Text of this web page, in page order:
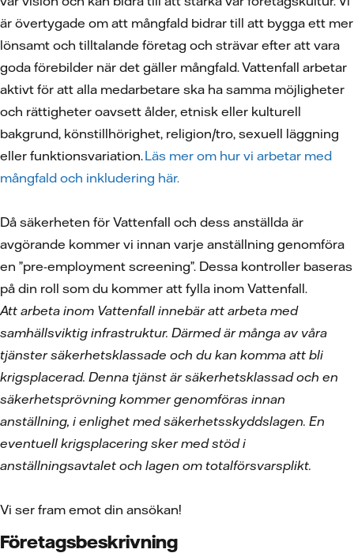
är övertygade om att mångfald bidrar till att bygga ett mer
lönsamt och tilltalande företag och strävar efter att vara
goda förebilder när det gäller mångfald. Vattenfall arbetar
aktivt för att alla medarbetare ska ha samma möjligheter
och rättigheter oavsett ålder, etnisk eller kulturell
bakgrund, könstillhörighet, religion/tro, sexuell läggning
eller funktionsvariation.Läs mer om hur vi arbetar med
mångfald och inkludering här.
Då säkerheten för Vattenfall och dess anställda är
avgörande kommer vi innan varje anställning genomföra
en ”pre-employment screening”. Dessa kontroller baseras
på din roll som du kommer att fylla inom Vattenfall.
Att arbeta inom Vattenfall innebär att arbeta med
samhällsviktig infrastruktur. Därmed är många av våra
tjänster säkerhetsklassade och du kan komma att bli
krigsplacerad. Denna tjänst är säkerhetsklassad och en
säkerhetsprövning kommer genomföras innan
anställning, i enlighet med säkerhetsskyddslagen. En
eventuell krigsplacering sker med stöd i
anställningsavtalet och lagen om totalförsvarsplikt.
Vi ser fram emot din ansökan!
Företagsbeskrivning